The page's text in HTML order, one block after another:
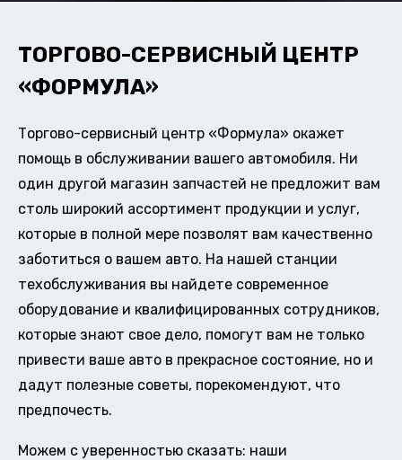
ТОРГОВО-СЕРВИСНЫЙ ЦЕНТР
«ФОРМУЛА»
Торгово-сервисный центр «Формула» окажет
помощь в обслуживании вашего автомобиля. Ни
один другой магазин запчастей не предложит вам
столь широкий ассортимент продукции и услуг,
которые в полной мере позволят вам качественно
заботиться о вашем авто. На нашей станции
техобслуживания вы найдете современное
оборудование и квалифицированных сотрудников,
которые знают свое дело, помогут вам не только
привести ваше авто в прекрасное состояние, но и
дадут полезные советы, порекомендуют, что
предпочесть.
Можем с уверенностью сказать: наши